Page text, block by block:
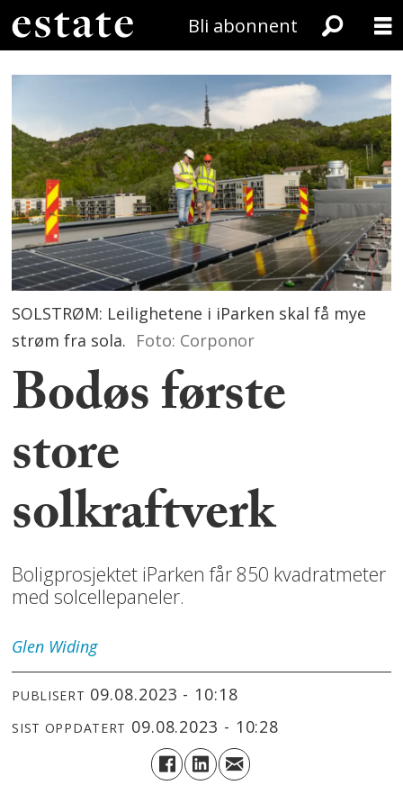
Bli abonnent
SOLSTRØM: Leilighetene i iParken skal få mye
strøm fra sola. Foto: Corponor
Bodøs første
store
solkraftverk
Boligprosjektet iParken får 850 kvadratmeter
med solcellepaneler.
Glen Widing
PUBLISERT 09.08.2023 - 10:18
SIST OPPDATERT 09.08.2023 - 10:28